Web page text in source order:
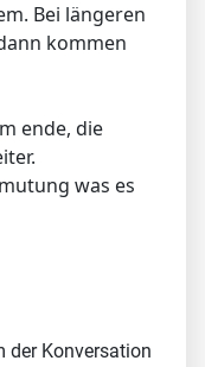
Bei längeren
kommen
ende, die
was es
der Konversation